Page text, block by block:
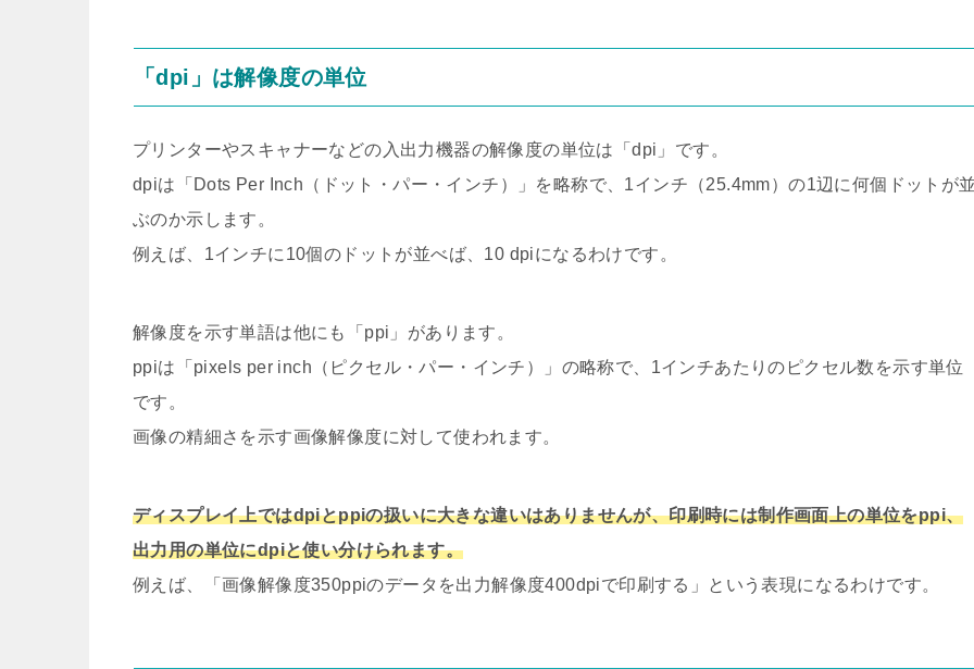
「dpi」は解像度の単位
プリンターやスキャナーなどの入出力機器の解像度の単位は「dpi」です。
dpiは「Dots Per Inch（ドット・パー・インチ）」を略称で、1インチ（25.4mm）の1辺に何個ドットが
ぶのか示します。
例えば、1インチに10個のドットが並べば、10 dpiになるわけです。
解像度を示す単語は他にも「ppi」があります。
ppiは「pixels per inch（ピクセル・パー・インチ）」の略称で、1インチあたりのピクセル数を示す単位
です。
画像の精細さを示す画像解像度に対して使われます。
ディスプレイ上ではdpiとppiの扱いに大きな違いはありませんが、印刷時には制作画面上の単位をppi、
出力用の単位にdpiと使い分けられます。
例えば、「画像解像度350ppiのデータを出力解像度400dpiで印刷する」という表現になるわけです。